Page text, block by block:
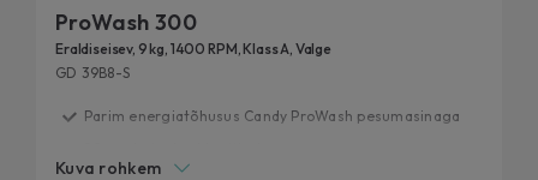
ProWash 300
Eraldiseisev, 9 kg, 1400 RPM, Klass A, Valge
GD 39B8-S
Parim energiatõhusus Candy ProWash pesumasinaga
Kuva rohkem